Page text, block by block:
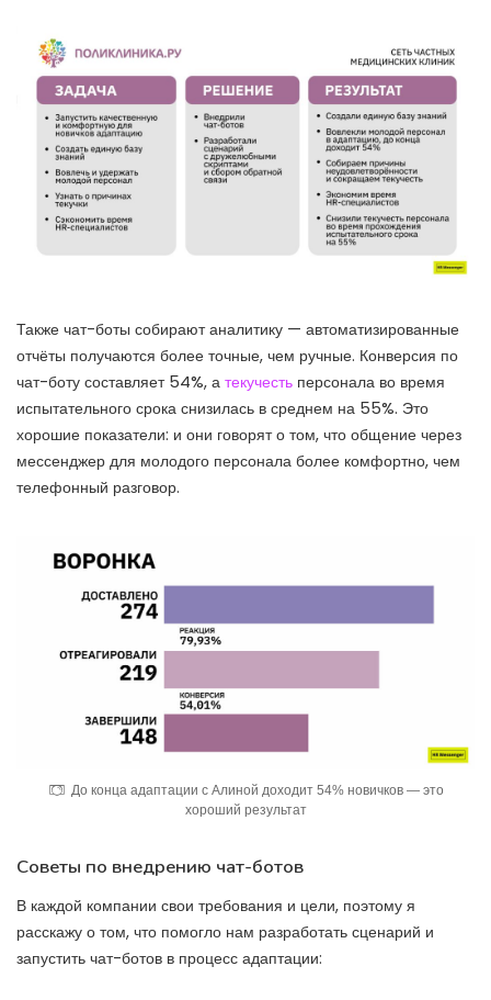
Также чат-боты собирают аналитику — автоматизированные
отчёты получаются более точные, чем ручные. Конверсия по
чат-боту составляет 54%, а текучесть персонала во время
испытательного срока снизилась в среднем на 55%. Это
хорошие показатели: и они говорят о том, что общение через
мессенджер для молодого персонала более комфортно, чем
телефонный разговор.
До конца адаптации с Алиной доходит 54% новичков — это
хороший результат
Советы по внедрению чат-ботов
В каждой компании свои требования и цели, поэтому я
расскажу о том, что помогло нам разработать сценарий и
запустить чат-ботов в процесс адаптации: